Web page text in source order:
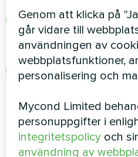
Vilka tekniska
för fläktkonvektorn,
förhållandena och
Specifikationerna
korrekt driften av hela
När du väljer en
följande:
Genom att klicka på
går vidare till
användningen av
webbplatsfunktioner,
personalisering och
Mycond Limited
personuppgifter i
integritetspolicy och
användning av